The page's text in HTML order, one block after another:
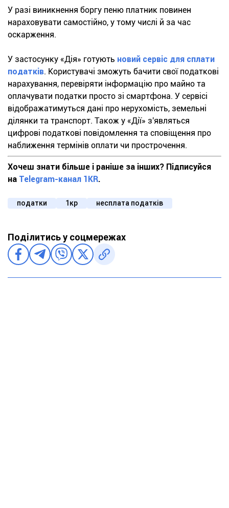
У разі виникнення боргу пеню платник повинен
нараховувати самостійно, у тому числі й за час
оскарження.
У застосунку «Дія» готують новий сервіс для сплати
податків. Користувачі зможуть бачити свої податкові
нарахування, перевіряти інформацію про майно та
оплачувати податки просто зі смартфона. У сервісі
відображатимуться дані про нерухомість, земельні
ділянки та транспорт. Також у «Дії» з'являться
цифрові податкові повідомлення та сповіщення про
наближення термінів оплати чи прострочення.
Хочеш знати більше і раніше за інших? Підписуйся
на Telegram-канал 1KR.
податки 1кр несплата податків
Поділитись у соцмережах